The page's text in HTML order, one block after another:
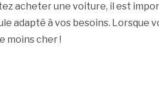
acheter une voiture, il est
adapté à vos besoins. Lorsque
moins cher !